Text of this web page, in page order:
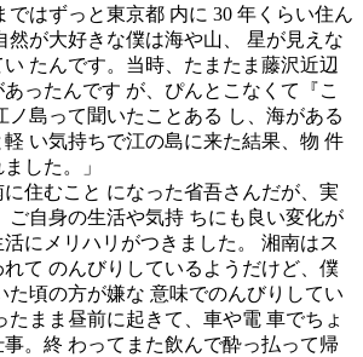
ではずっと東京都 内に 30 年くらい住ん
然が大好きな僕は海や山、 星が見えな
たんです。当時、たまたま藤沢近辺
ったんです が、ぴんとこなくて『こ
ノ島って聞いたことある し、海がある
い気持ちで江の島に来た結果、物 件
した。」
住むこと になった省吾さんだが、実
ご自身の生活や気持 ちにも良い変化が
にメリハリがつきました。 湘南はス
て のんびりしているようだけど、僕
た頃の方が嫌な 意味でのんびりしてい
たまま昼前に起きて、車や電 車でちょ
。終 わってまた飲んで酔っ払って帰